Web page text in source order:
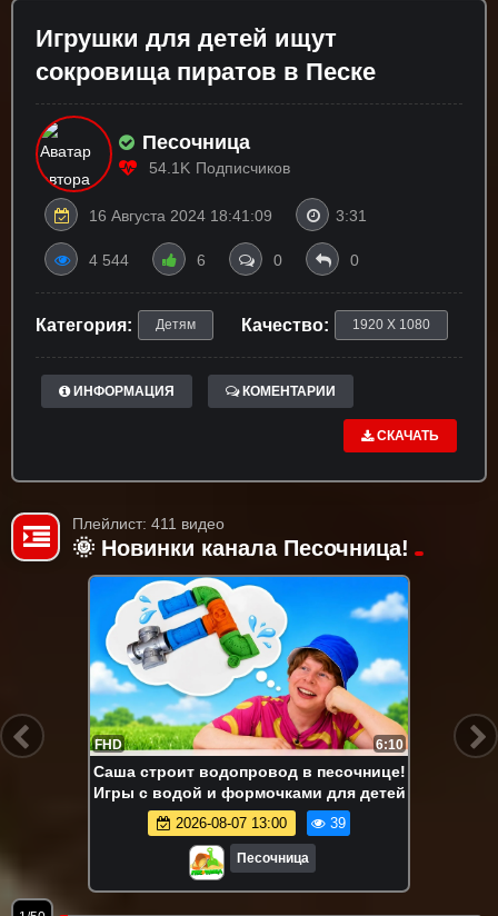
Игрушки для детей ищут
сокровища пиратов в Песке
Песочница
54.1K Подписчиков
16 Августа 2024 18:41:09 3:31
4 544 6 0 0
Категория: Детям Качество: 1920 X 1080
ИНФОРМАЦИЯ КОМЕНТАРИИ
СКАЧАТЬ
Плейлист: 411 видео
🌞 Новинки канала Песочница!
FHD 6:10
Саша строит водопровод в песочнице!
Игры с водой и формочками для детей
2026-08-07 13:00 39
Песочница